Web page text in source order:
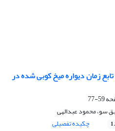
زمان دیواره میخ کوبی شده در
59-77
سو، محمود عبدالهی
چکیده تفصیلی